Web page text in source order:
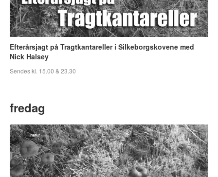
Efterårsjagt på Tragtkantareller i Silkeborgskovene med
Nick Halsey
Sendes kl. 15.00 & 23.30
fredag